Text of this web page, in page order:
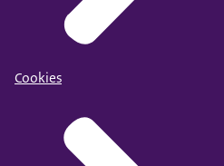
Cookies